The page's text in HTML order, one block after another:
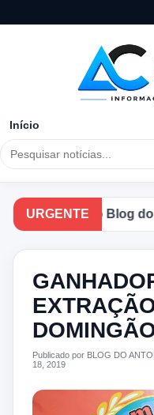
Início
URGENTE
no Blog do
Publicado por BLOG DO
18, 2019